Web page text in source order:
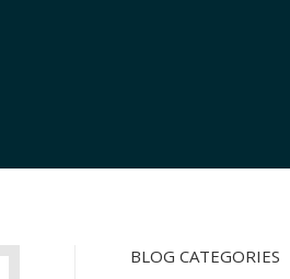
BLOG CATEGORIES